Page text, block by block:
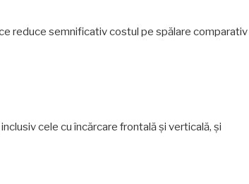
reduce semnificativ costul pe spălare comparativ
cele cu încărcare frontală și verticală, și